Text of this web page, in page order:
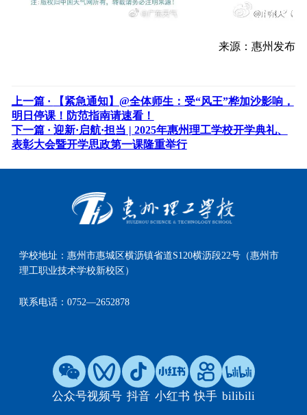
来源：惠州发布
上一篇 ·
【紧急通知】@全体师生：受“风王”桦加沙影响，
明日停课！防范指南请速看！
下一篇 · 迎新·启航·担当 | 2025年惠州理工学校开学典礼、
表彰大会暨开学思政第一课隆重举行
学校地址：惠州市惠城区横沥镇省道S120横沥段22号（惠州市
理工职业技术学校新校区）
联系电话：0752—2652878
公众号视频号 抖音 小红书 快手 bilibili